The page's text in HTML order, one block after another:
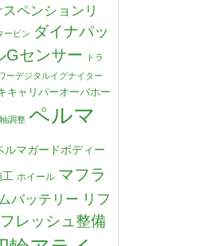
スペンションリ
ービン ダイナパッ
Gセンサー
トラ
ーデジタルイグナイター
キャリパーオーバホー
調整 ペルマ
ルマガードボディー
ホイール マフラ
バッテリー リフ
レッシュ整備